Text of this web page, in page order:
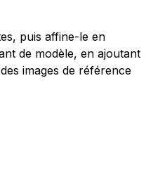
puis affine-le en
de modèle, en ajoutant
images de référence